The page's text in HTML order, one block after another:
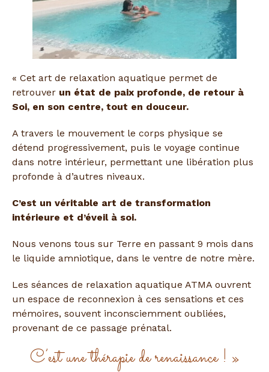
« Cet art de relaxation aquatique permet de
retrouver un état de paix profonde, de retour à
Soi, en son centre, tout en douceur.
A travers le mouvement le corps physique se
détend progressivement, puis le voyage continue
dans notre intérieur, permettant une libération plus
profonde à d’autres niveaux.
C’est un véritable art de transformation
intérieure et d’éveil à soi.
Nous venons tous sur Terre en passant 9 mois dans
le liquide amniotique, dans le ventre de notre mère.
Les séances de relaxation aquatique ATMA ouvrent
un espace de reconnexion à ces sensations et ces
mémoires, souvent inconsciemment oubliées,
provenant de ce passage prénatal.
C’est une thérapie de renaissance ! »